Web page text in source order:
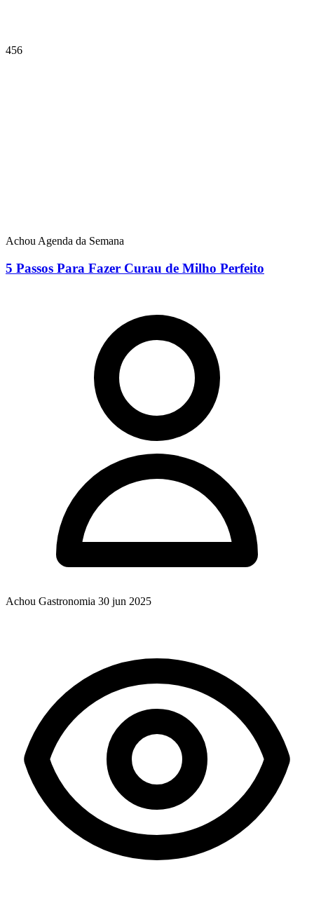
456
Achou Agenda da Semana
5 Passos Para Fazer Curau de Milho Perfeito
Achou Gastronomia 30 jun 2025